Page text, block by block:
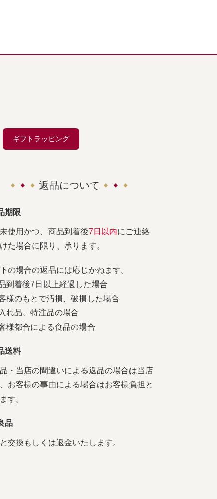
ギフトラッピング
返品について
期限
使用かつ、商品到着後7日以内にご連絡
た場合に限り、承ります。
の場合の返品には応じかねます。
到着後7日以上経過した場合
様のもとで汚損、破損した場合
れ品、特注品の場合
様都合による食品の場合
送料
・当店の間違いによる返品の場合は当店
お客様の事由による場合はお客様負担と
す。
品
交換もしくは返金いたします。